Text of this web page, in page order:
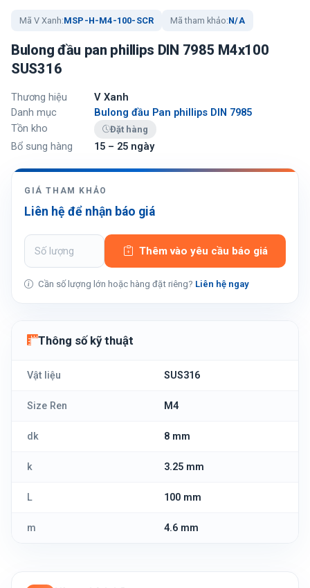
Mã V Xanh:MSP-H-M4-100-SCR Mã tham khảo:N/A
Bulong đầu pan phillips DIN 7985 M4x100
SUS316
Thương hiệu
V Xanh
Danh mục
Bulong đầu Pan phillips DIN 7985
Tồn kho
Đặt hàng
Bổ sung hàng 15 – 25 ngày
GIÁ THAM KHẢO
Liên hệ để nhận báo giá
Thêm vào yêu cầu báo giá
Cần số lượng lớn hoặc hàng đặt riêng? Liên hệ ngay
Thông số kỹ thuật
Vật liệu SUS316
Size Ren M4
dk 8 mm
k 3.25 mm
L 100 mm
m 4.6 mm